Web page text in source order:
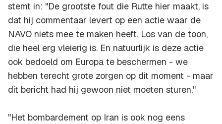
stemt in: "De grootste fout die Rutte hier maakt, is
dat hij commentaar levert op een actie waar de
NAVO niets mee te maken heeft. Los van de toon,
die heel erg vleierig is. En natuurlijk is deze actie
ook bedoeld om Europa te beschermen - we
hebben terecht grote zorgen op dit moment - maar
dit bericht had hij gewoon niet moeten sturen."
"Het bombardement op Iran is ook nog eens